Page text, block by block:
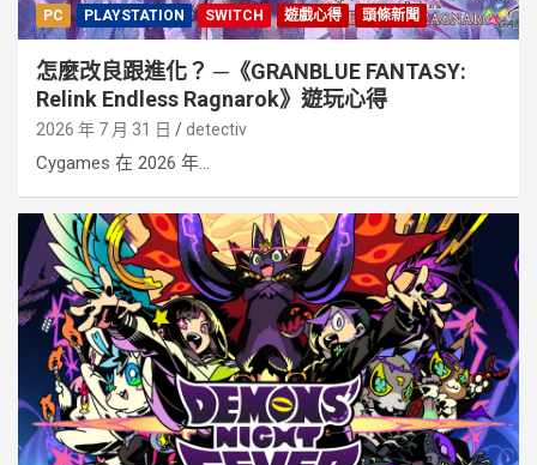
PC PLAYSTATION SWITCH 遊戲心得 頭條新聞
怎麼改良跟進化？ ─《GRANBLUE FANTASY:
Relink Endless Ragnarok》遊玩心得
2026 年 7 月 31 日 detectiv
Cygames 在 2026 年...